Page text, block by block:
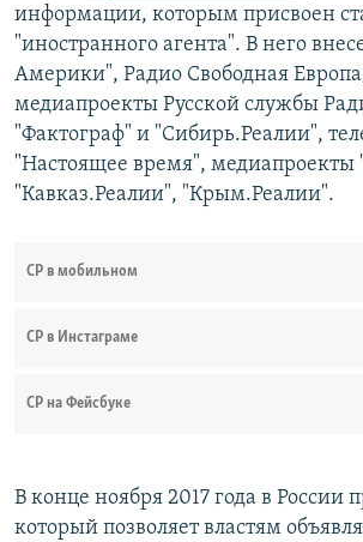
информации, которым присвоен
"иностранного агента". В него
Америки", Радио Свободная
медиапроекты Русской службы
"Фактограф" и "Сибирь.Реалии",
"Настоящее время", медиапроекты
"Кавказ.Реалии", "Крым.Реалии".
СР в мобильном
СР в Инстаграме
СР на Фейсбуке
​В конце ноября 2017 года в России
который позволяет властям